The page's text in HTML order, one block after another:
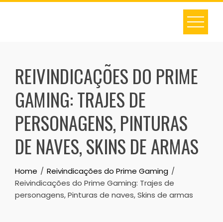
Skip
REIVINDICAÇÕES DO PRIME
GAMING: TRAJES DE
PERSONAGENS, PINTURAS
DE NAVES, SKINS DE ARMAS
Home
Reivindicações do Prime Gaming
Reivindicações do Prime Gaming: Trajes de
personagens, Pinturas de naves, Skins de armas